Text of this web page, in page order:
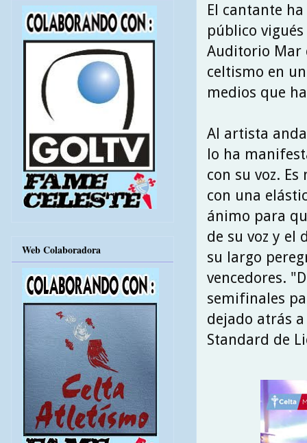
El cantante
público
Auditorio Mar
celtismo en
medios que
Al artista
lo ha
con su voz.
con una
ánimo para
de su voz y el
su largo
vencedores.
semifinales
dejado atrás
Standard de
Web Colaboradora